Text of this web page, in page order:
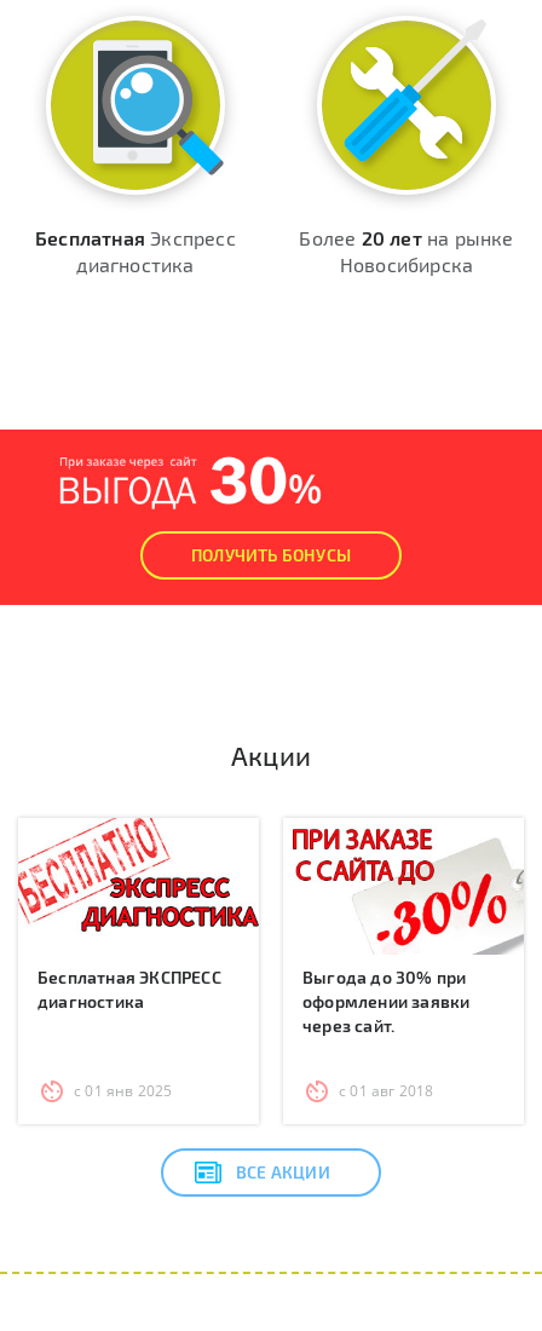
Бесплатная Экспресс
диагностика
Более 20 летна рынке
Новосибирска
ПОЛУЧИТЬ БОНУСЫ
Акции
Бесплатная ЭКСПРЕСС
диагностика
с 01 янв 2025
Выгода до 30% при
оформлении заявки
через сайт.
с 01 авг 2018
ВСЕ АКЦИИ